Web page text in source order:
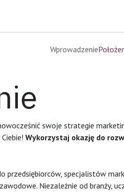
Wprowadzenie
swoje strategie
Wykorzystaj okazję do
przedsiębiorców, specjalistów
Niezależnie od branży,